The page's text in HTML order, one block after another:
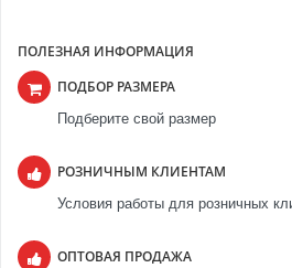
ПОЛЕЗНАЯ ИНФОРМАЦИЯ
ПОДБОР РАЗМЕРА
Подберите свой размер
РОЗНИЧНЫМ КЛИЕНТАМ
Условия работы для розничных
ОПТОВАЯ ПРОДАЖА